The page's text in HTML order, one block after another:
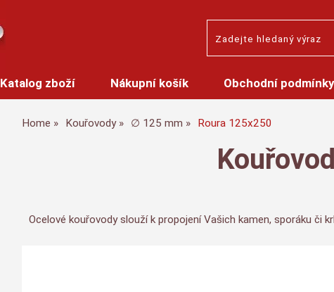
Katalog zboží Nákupní košík Obchodní podmínky
Home Kouřovody ∅ 125 mm Roura 125x250
Ocelové kouřovody slouží k propojení Vašich kamen, sporáku či